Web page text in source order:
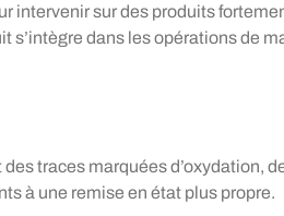
sur des produits
dans les opérations de
traces marquées d’oxydation,
à une remise en état plus propre.